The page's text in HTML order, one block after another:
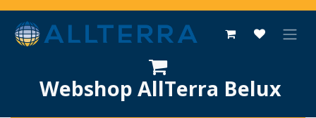
Se rendre au contenu
Webshop AllTerra Belux